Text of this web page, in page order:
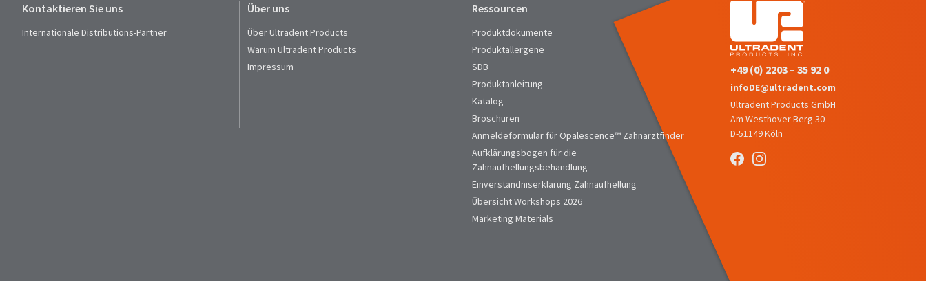
Kontaktieren Sie uns
Internationale Distributions-Partner
Über uns
Über Ultradent Products
Warum Ultradent Products
Impressum
Ressourcen
Produktdokumente
Produktallergene
SDB
Produktanleitung
Katalog
Broschüren
Anmeldeformular für Opalescence™ Zahnarztfinder
Aufklärungsbogen für die
Zahnaufhellungsbehandlung
Einverständniserklärung Zahnaufhellung
Übersicht Workshops 2026
Marketing Materials
+49 (0) 2203 – 35 92 0
infoDE@ultradent.com
Ultradent Products GmbH
Am Westhover Berg 30
D-51149 Köln